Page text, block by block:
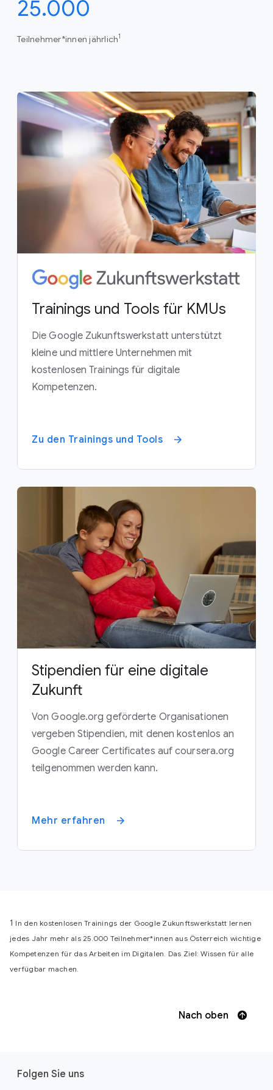
25.000
Teilnehmer*innen jährlich1
Trainings und Tools für KMUs
Die Google Zukunftswerkstatt unterstützt
kleine und mittlere Unternehmen mit
kostenlosen Trainings für digitale
Kompetenzen.
Zu den Trainings und Tools
Stipendien für eine digitale
Zukunft
Von Google.org geförderte Organisationen
vergeben Stipendien, mit denen kostenlos an
Google Career Certificates auf coursera.org
teilgenommen werden kann.
Mehr erfahren
1 In den kostenlosen Trainings der Google Zukunftswerkstatt lernen
jedes Jahr mehr als 25.000 Teilnehmer*innen aus Österreich wichtige
Kompetenzen für das Arbeiten im Digitalen. Das Ziel: Wissen für alle
verfügbar machen.
Nach oben
Folgen Sie uns